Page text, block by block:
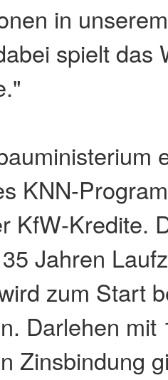
in
spielt das
KNN-
KfW-Kredite.
Jahren
zum Start
Darlehen
Zinsbindung